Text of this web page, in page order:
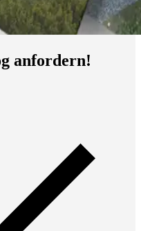
anfordern!